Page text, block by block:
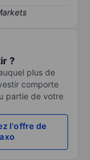
?
plus de
comporte
partie de votre
l'offre de